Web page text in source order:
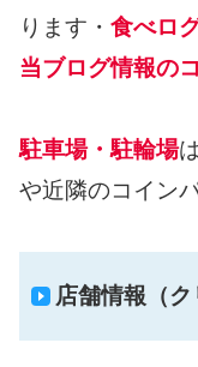
ります・ 食べロ
当ブログ情報の
駐車場・駐輪場
や近隣のコイン
店舗情報（ク